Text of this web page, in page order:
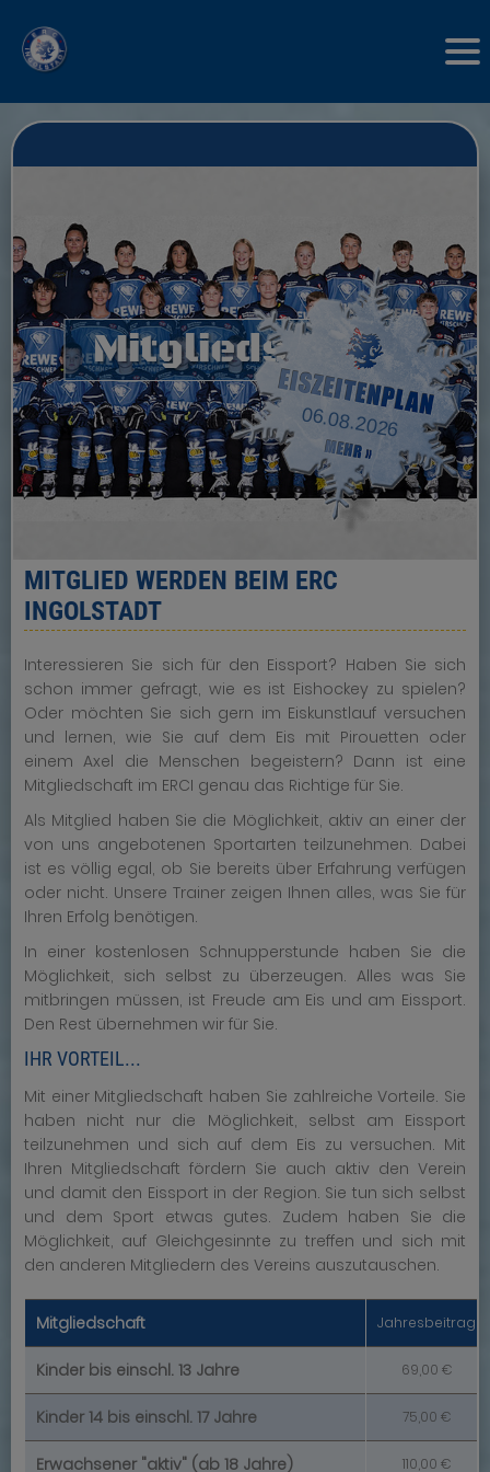
06.08.2026
Mitgliedschaft
MITGLIED WERDEN BEIM ERC
INGOLSTADT
Interessieren Sie sich für den Eissport? Haben Sie sich
schon immer gefragt, wie es ist Eishockey zu spielen?
Oder möchten Sie sich gern im Eiskunstlauf versuchen
und lernen, wie Sie auf dem Eis mit Pirouetten oder
einem Axel die Menschen begeistern? Dann ist eine
Mitgliedschaft im ERCI genau das Richtige für Sie.
Als Mitglied haben Sie die Möglichkeit, aktiv an einer der
von uns angebotenen Sportarten teilzunehmen. Dabei
ist es völlig egal, ob Sie bereits über Erfahrung verfügen
oder nicht. Unsere Trainer zeigen Ihnen alles, was Sie für
Ihren Erfolg benötigen.
In einer kostenlosen Schnupperstunde haben Sie die
Möglichkeit, sich selbst zu überzeugen. Alles was Sie
mitbringen müssen, ist Freude am Eis und am Eissport.
Den Rest übernehmen wir für Sie.
IHR VORTEIL...
Mit einer Mitgliedschaft haben Sie zahlreiche Vorteile. Sie
haben nicht nur die Möglichkeit, selbst am Eissport
teilzunehmen und sich auf dem Eis zu versuchen. Mit
Ihren Mitgliedschaft fördern Sie auch aktiv den Verein
und damit den Eissport in der Region. Sie tun sich selbst
und dem Sport etwas gutes. Zudem haben Sie die
Möglichkeit, auf Gleichgesinnte zu treffen und sich mit
den anderen Mitgliedern des Vereins auszutauschen.
Mitgliedschaft Jahresbeitrag
Kinder bis einschl. 13 Jahre 69,00 €
Kinder 14 bis einschl. 17 Jahre 75,00 €
Erwachsener "aktiv" (ab 18 Jahre) 110,00 €